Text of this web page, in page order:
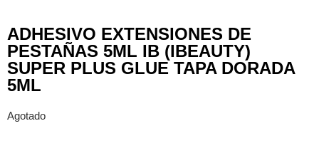
ADHESIVO EXTENSIONES DE
PESTAÑAS 5ML IB (IBEAUTY)
SUPER PLUS GLUE TAPA DORADA
5ML
Agotado